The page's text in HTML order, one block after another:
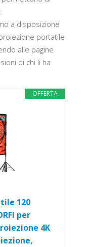
a disposizione
portatile
alle pagine
di chi li ha
OFFERTA
120
per
4K